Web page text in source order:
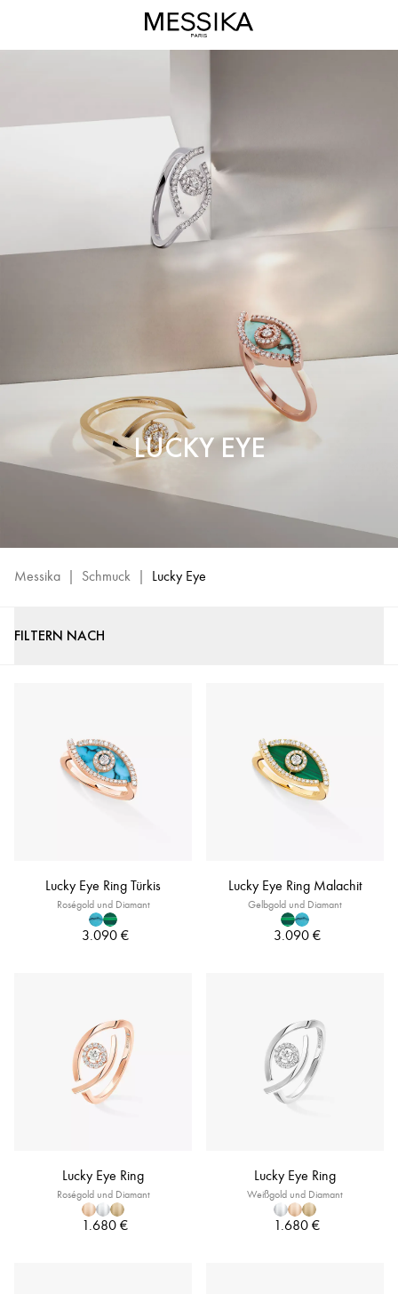
Kollektion:
LUCKY EYE
Messika | Schmuck | Lucky Eye
FILTERN NACH
Lucky Eye Ring Türkis
Roségold und Diamant
3.090 €
Lucky Eye Ring Malachit
Gelbgold und Diamant
3.090 €
Lucky Eye Ring
Roségold und Diamant
1.680 €
Lucky Eye Ring
Weißgold und Diamant
1.680 €